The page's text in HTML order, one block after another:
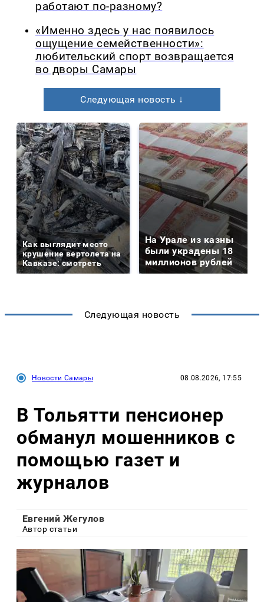
работают по-разному?
«Именно здесь у нас появилось
ощущение семейственности»:
любительский спорт возвращается
во дворы Самары
Следующая новость ↓
Как выглядит место
крушение вертолета на
Кавказе: смотреть
На Урале из казны
были украдены 18
миллионов рублей
Следующая новость
Новости Самары 08.08.2026, 17:55
В Тольятти пенсионер
обманул мошенников с
помощью газет и
журналов
Евгений Жегулов
Автор статьи